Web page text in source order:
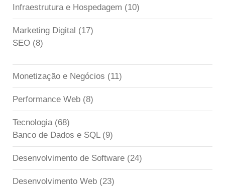
Infraestrutura e Hospedagem (10)
Marketing Digital (17)
SEO (8)
Monetização e Negócios (11)
Performance Web (8)
Tecnologia(68)
Banco de Dados e SQL(9)
Desenvolvimento de Software (24)
Desenvolvimento Web (23)